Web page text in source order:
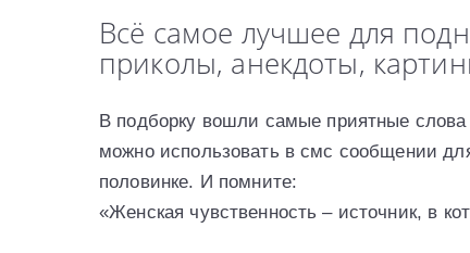
Всё самое лучшее для
приколы, анекдоты,
В подборку вошли самые приятные
можно использовать в смс сообщении
половинке. И помните:
«Женская чувственность – источник, в